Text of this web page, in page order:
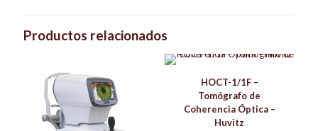
Productos relacionados
HOCT-1/1F –
Tomógrafo de
Coherencia Óptica –
Huvitz